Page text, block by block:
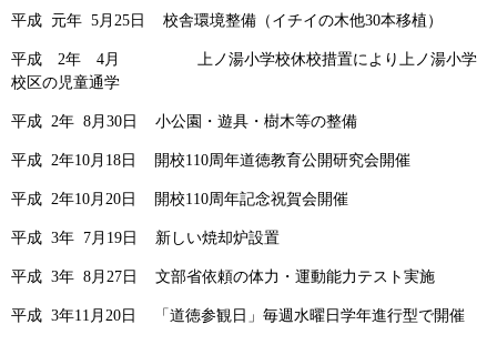
平成 元年 5月25日 校舎環境整備（イチイの木他30本移植）
平成 2年 4月 上ノ湯小学校休校措置により上ノ湯小学
校区の児童通学
平成 2年 8月30日 小公園・遊具・樹木等の整備
平成 2年10月18日 開校110周年道徳教育公開研究会開催
平成 2年10月20日 開校110周年記念祝賀会開催
平成 3年 7月19日 新しい焼却炉設置
平成 3年 8月27日 文部省依頼の体力・運動能力テスト実施
平成 3年11月20日 「道徳参観日」毎週水曜日学年進行型で開催